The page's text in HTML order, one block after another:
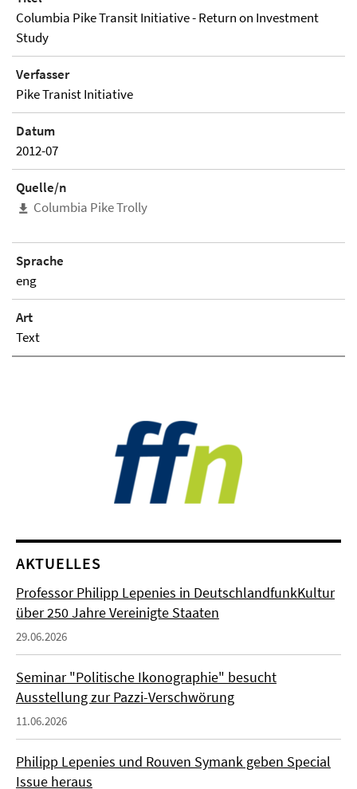
Columbia Pike Transit Initiative - Return on Investment
Study
Verfasser
Pike Tranist Initiative
Datum
2012-07
Quelle/n
Columbia Pike Trolly
Sprache
eng
Art
Text
AKTUELLES
Professor Philipp Lepenies in DeutschlandfunkKultur
über 250 Jahre Vereinigte Staaten
29.06.2026
Seminar "Politische Ikonographie" besucht
Ausstellung zur Pazzi-Verschwörung
11.06.2026
Philipp Lepenies und Rouven Symank geben Special
Issue heraus